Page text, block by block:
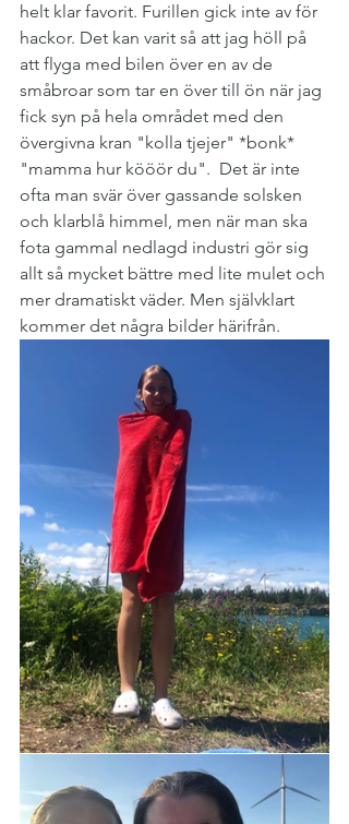
helt klar favorit. Furillen gick inte av för
hackor. Det kan varit så att jag höll på
att flyga med bilen över en av de
småbroar som tar en över till ön när jag
fick syn på hela området med den
övergivna kran "kolla tjejer" *bonk*
"mamma hur kööör du".  Det är inte
ofta man svär över gassande solsken
och klarblå himmel, men när man ska
fota gammal nedlagd industri gör sig
allt så mycket bättre med lite mulet och
mer dramatiskt väder. Men självklart
kommer det några bilder härifrån.